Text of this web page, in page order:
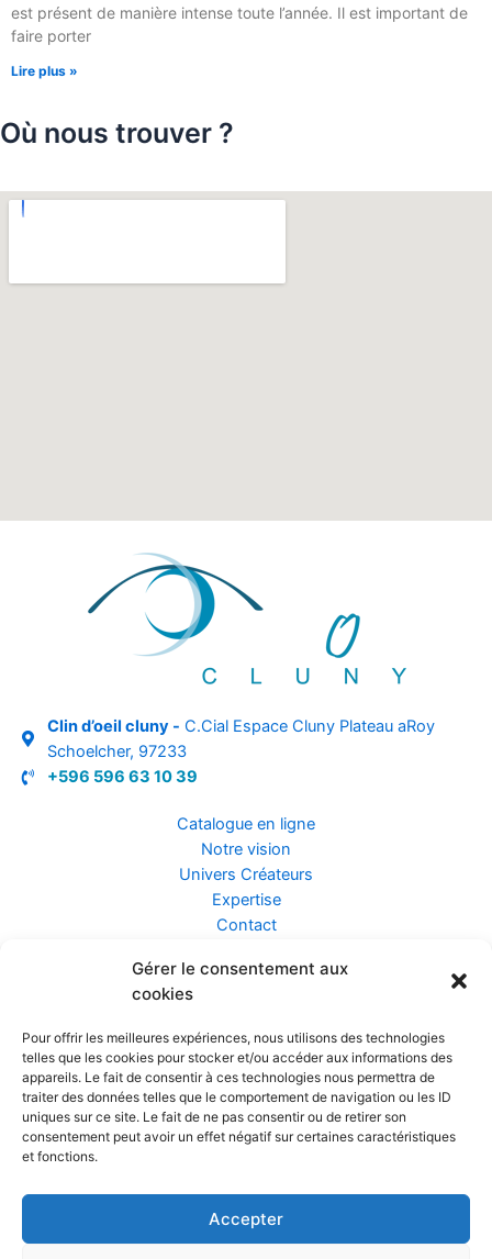
Gérer le consentement aux
cookies
Pour offrir les meilleures expériences, nous utilisons des technologies
telles que les cookies pour stocker et/ou accéder aux informations des
appareils. Le fait de consentir à ces technologies nous permettra de
traiter des données telles que le comportement de navigation ou les ID
uniques sur ce site. Le fait de ne pas consentir ou de retirer son
consentement peut avoir un effet négatif sur certaines caractéristiques
et fonctions.
Accepter
est présent de manière intense toute l’année. Il est important de
faire porter
Lire plus »
Où nous trouver ?
Clin d’oeil cluny - C.Cial Espace Cluny Plateau aRoy
Schoelcher, 97233
+596 596 63 10 39
Catalogue en ligne
Notre vision
Univers Créateurs
Expertise
Contact
Assurance ZEN
Confidentialité et Données
Conditions Générales de Vente